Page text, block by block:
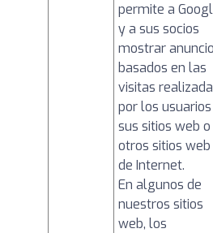
permite a
y a sus socios
mostrar
basados en las
visitas
por los
sus sitios web
otros sitios web
de Internet.
En algunos de
nuestros sitios
web, los